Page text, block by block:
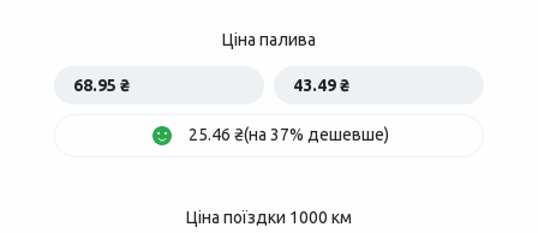
Ціна палива
68.95 ₴ 43.49 ₴
25.46 ₴(на 37% дешевше)
Ціна поїздки 1000 км